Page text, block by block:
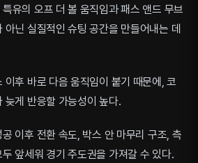
유의 오프 더 볼 움직임과 패스 앤드 무브
아닌 실질적인 슈팅 공간을 만들어내는 데
이후 바로 다음 움직임이 붙기 때문에, 코
늦게 반응할 가능성이 높다.
이후 전환 속도, 박스 안 마무리 구조, 측
앞세워 경기 주도권을 가져갈 수 있다.